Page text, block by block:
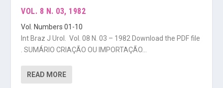
VOL. 8 N. 03, 1982
Vol. Numbers 01-10
Int Braz J Urol. Vol. 08 N. 03 – 1982 Download the PDF file
. SUMÁRIO CRIAÇÃO OU IMPORTAÇÃO...
READ MORE